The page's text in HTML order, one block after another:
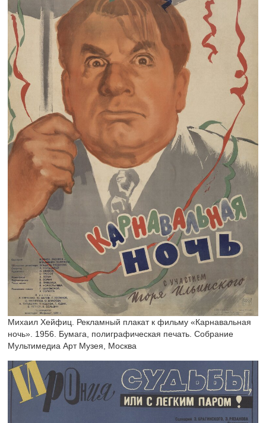
Михаил Хейфиц. Рекламный плакат к фильму «Карнавальная
ночь». 1956. Бумага, полиграфическая печать. Собрание
Мультимедиа Арт Музея, Москва